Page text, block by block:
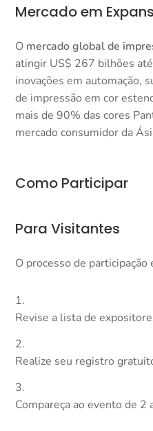
Mercado em
O mercado global de
atingir US$ 267 bilhões
inovações em automação,
de impressão em cor
mais de 90% das cores
mercado consumidor da
Como Participar
Para Visitantes
O processo de participação
Revise a lista de
Realize seu registro
Compareça ao evento de 2